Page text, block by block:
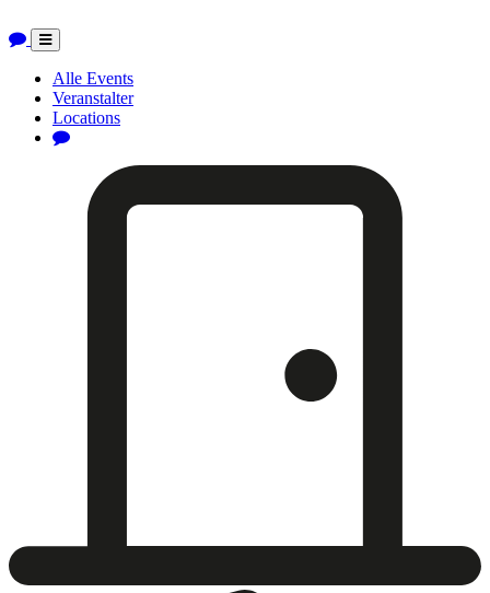
Toggle
navigation
Alle Events
Veranstalter
Locations